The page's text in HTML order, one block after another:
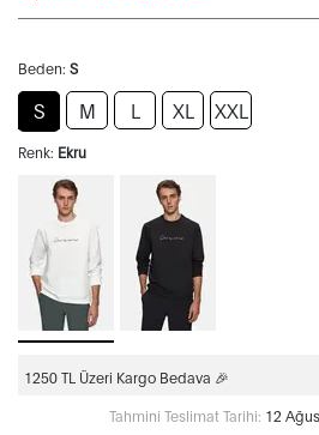
Beden: S
S M L XL XXL
Renk: Ekru
1250 TL Üzeri Kargo Bedava 🎉
Tahmini Teslimat Tarihi: 12